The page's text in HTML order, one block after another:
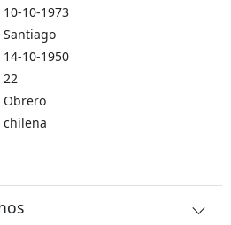
10-10-1973
Santiago
14-10-1950
22
Obrero
chilena